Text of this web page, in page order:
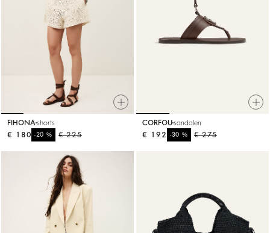
FIHONA shorts
€ 225
-20%
€ 180
CORFOUsandalen
€ 275
-30%
€ 192